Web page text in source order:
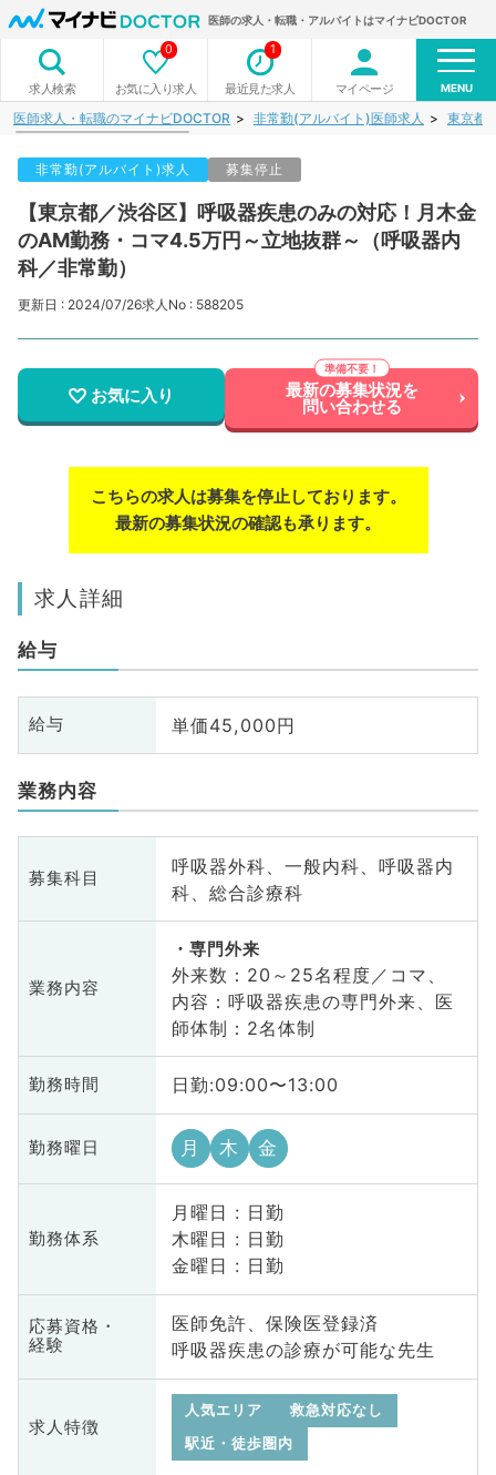
医師の求人・転職・アルバイトはマイナビDOCTOR
求人検索 お気に入り求人
0
最近見た求人
1
マイページ MENU
医師求人・転職のマイナビDOCTOR 非常勤(アルバイト)医師求人 東京都
非常勤(アルバイト)求人 募集停止
【東京都／渋谷区】呼吸器疾患のみの対応！月木金
のAM勤務・コマ4.5万円～立地抜群～（呼吸器内
科／非常勤）
更新日 : 2024/07/26求人No : 588205
お気に入り 最新の募集状況を
問い合わせる
こちらの求人は募集を停止しております。
最新の募集状況の確認も承ります。
求人詳細
給与
給与 単価45,000円
業務内容
募集科目
呼吸器外科、一般内科、呼吸器内
科、総合診療科
業務内容
専門外来
外来数：20～25名程度／コマ、
内容：呼吸器疾患の専門外来、医
師体制：2名体制
勤務時間 日勤:09:00〜13:00
勤務曜日 月 木 金
勤務体系
月曜日 : 日勤
木曜日 : 日勤
金曜日 : 日勤
応募資格・
経験
医師免許、保険医登録済
呼吸器疾患の診療が可能な先生
求人特徴
人気エリア
救急対応なし
駅近・徒歩圏内